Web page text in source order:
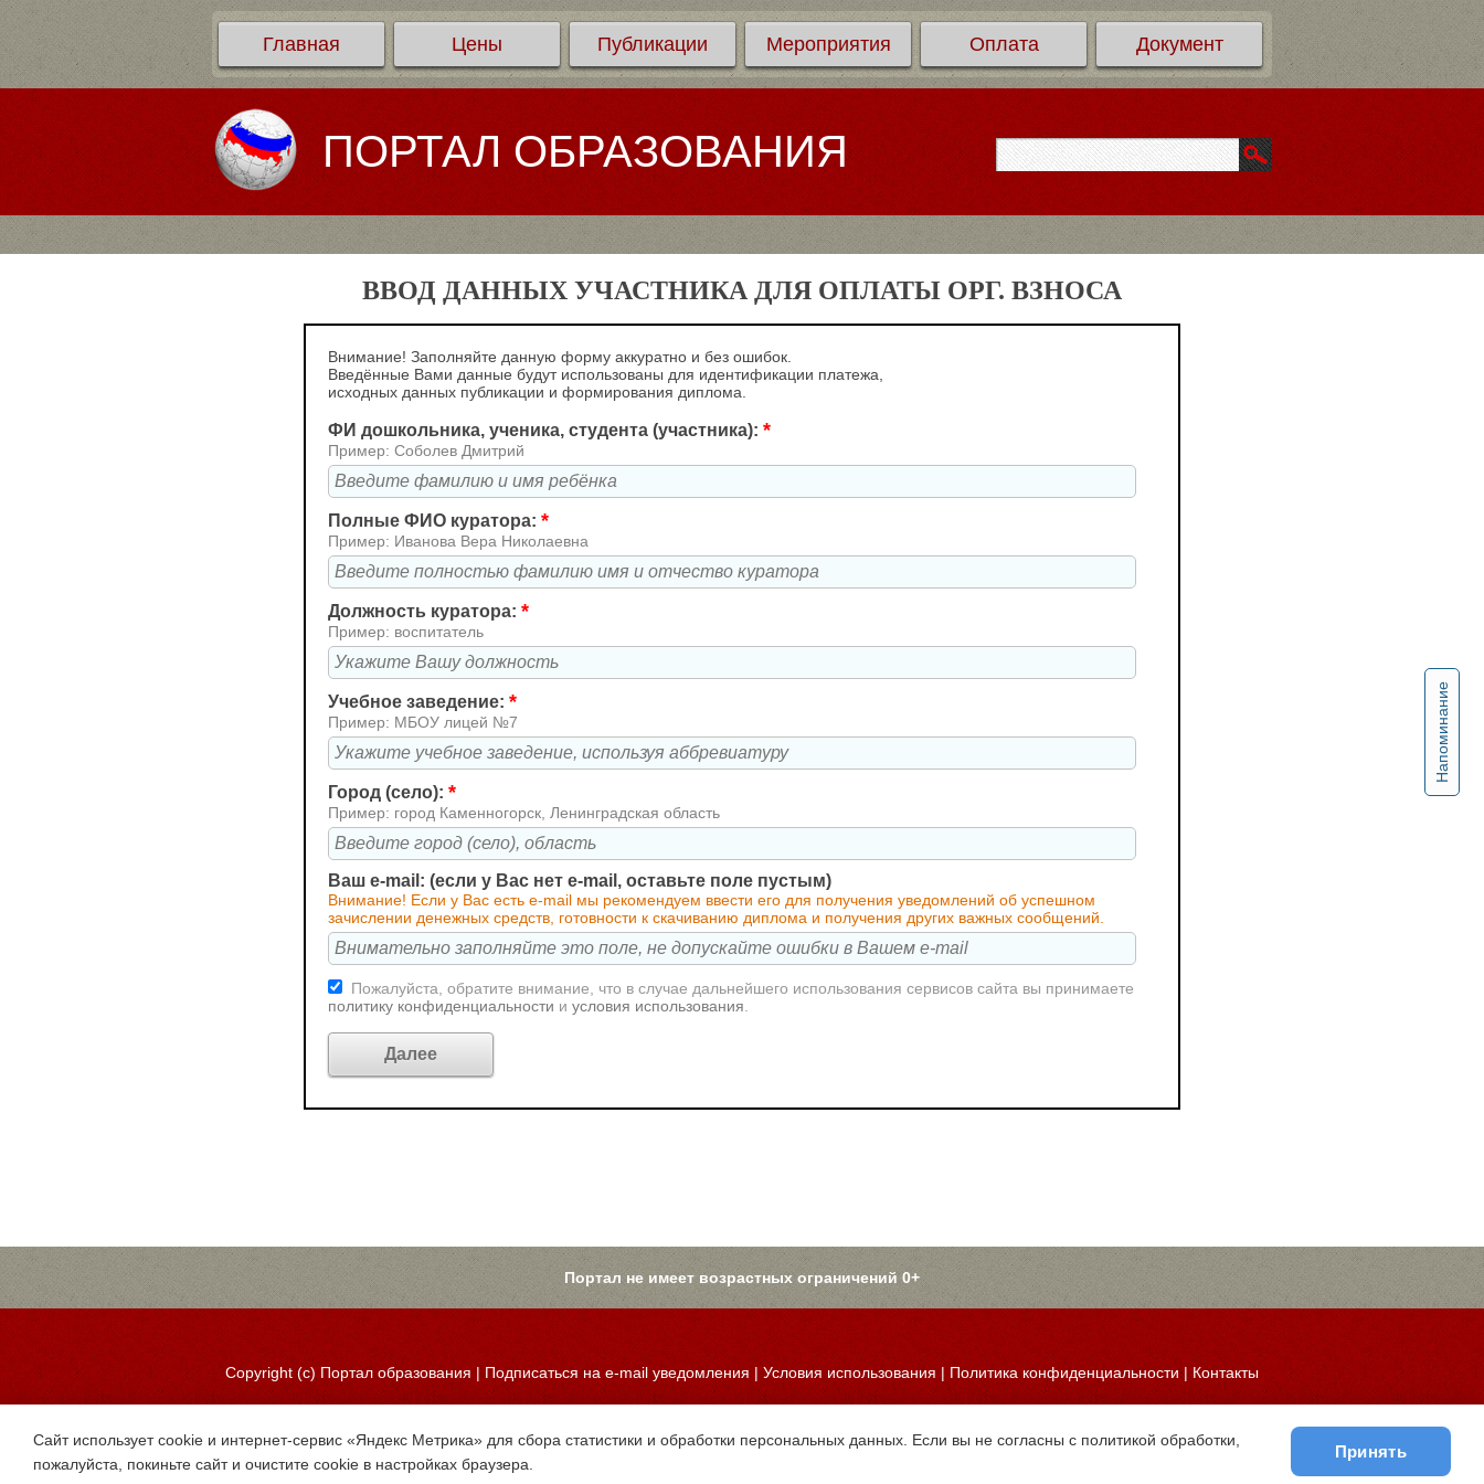
Главная Цены Публикации Мероприятия Оплата Документ
ПОРТАЛ ОБРАЗОВАНИЯ
Напоминание
ВВОД ДАННЫХ УЧАСТНИКА ДЛЯ ОПЛАТЫ ОРГ. ВЗНОСА
Внимание! Заполняйте данную форму аккуратно и без ошибок.
Введённые Вами данные будут использованы для идентификации платежа,
исходных данных публикации и формирования диплома.
ФИ дошкольника, ученика, студента (участника): *
Пример: Соболев Дмитрий
Полные ФИО куратора: *
Пример: Иванова Вера Николаевна
Должность куратора: *
Пример: воспитатель
Учебное заведение: *
Пример: МБОУ лицей №7
Город (село): *
Пример: город Каменногорск, Ленинградская область
Ваш e-mail: (если у Вас нет e-mail, оставьте поле пустым)
Внимание! Если у Вас есть e-mail мы рекомендуем ввести его для получения уведомлений об успешном
зачислении денежных средств, готовности к скачиванию диплома и получения других важных сообщений.
Пожалуйста, обратите внимание, что в случае дальнейшего использования сервисов сайта вы принимаете
политику конфиденциальности и условия использования
Портал не имеет возрастных ограничений 0+
Copyright (c) Портал образования | Подписаться на e-mail уведомления |Условия использования | Политика конфиденциальности| Контакты
Сайт использует cookie и интернет-сервис «Яндекс Метрика» для сбора статистики и обработки персональных данных. Если вы не согласны с политикой обработки,
пожалуйста, покиньте сайт и очистите cookie в настройках браузера.
Принять